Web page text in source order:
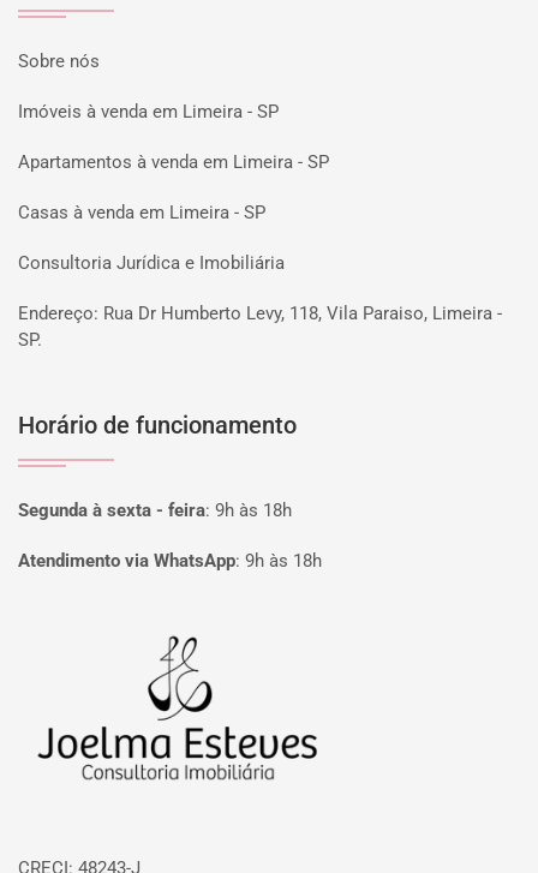
Sobre nós
Imóveis à venda em Limeira - SP
Apartamentos à venda em Limeira - SP
Casas à venda em Limeira - SP
Consultoria Jurídica e Imobiliária
Endereço: Rua Dr Humberto Levy, 118, Vila Paraiso, Limeira -
SP.
Horário de funcionamento
Segunda à sexta - feira: 9h às 18h
Atendimento via WhatsApp: 9h às 18h
CRECI: 48243-J